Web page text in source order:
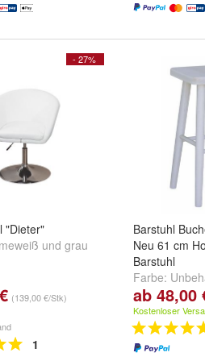
- 27%
"Dieter"
und grau
(139,00 €/Stk)
1
Barstuhl
Neu 61 cm
Barstuhl
Farbe:
Lackiert,Erle
ab 48,00
Kostenloser